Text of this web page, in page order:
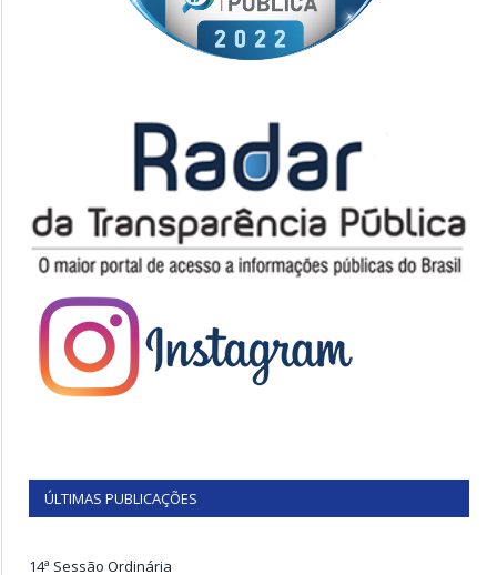
ÚLTIMAS PUBLICAÇÕES
14ª Sessão Ordinária